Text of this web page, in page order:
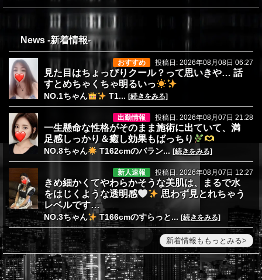
News -新着情報-
おすすめ 投稿日: 2026年08月08日 06:27
見た目はちょっぴりクール？って思いきや… 話
すとめちゃくちゃ明るいっ
NO.1ちゃん T1... [続きをみる]
出勤情報 投稿日: 2026年08月07日 21:28
一生懸命な性格がそのまま施術に出ていて、満
足感しっかり＆癒し効果もばっちり
NO.8ちゃん T162cmのバラン... [続きをみる]
新人速報 投稿日: 2026年08月07日 12:27
きめ細かくてやわらかそうな美肌は、まるで水
をはじくような透明感
思わず見とれちゃう
レベルです…
NO.3ちゃん T166cmのすらっと... [続きをみる]
新着情報ももっとみる